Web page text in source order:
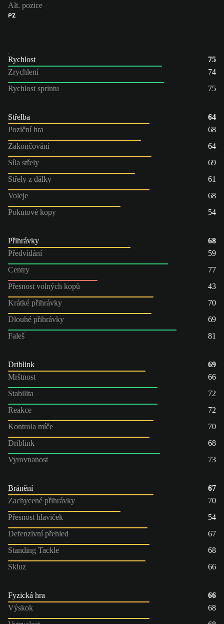
Alt. pozice
PZ
Rychlost
75
Zrychlení
74
Rychlost sprintu
75
Střelba
64
Poziční hra
68
Zakončování
64
Síla střely
69
Střely z dálky
61
Voleje
68
Pokutové kopy
54
Přihrávky
68
Předvídání
59
Centry
77
Přesnost volných kopů
43
Krátké přihrávky
70
Dlouhé přihrávky
69
Faleš
81
Driblink
69
Mrštnost
66
Stabilita
72
Reakce
72
Kontrola míče
70
Driblink
68
Vyrovnanost
73
Bránění
67
Zachycené přihrávky
70
Přesnost hlaviček
54
Defenzivní přehled
67
Standing Tackle
68
Skluz
66
Fyzická hra
66
Výskok
68